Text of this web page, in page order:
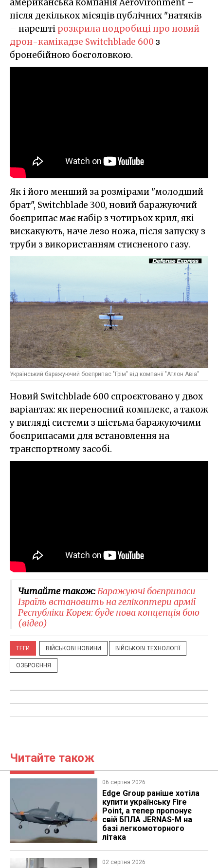
американська компанія AeroVironment –
після декількох місяців публічних "натяків
– нарешті розкрила подробиці про новий
дрон-камікадзе Switchblade 600 з
бронебійною боєголовкою.
Як і його менший за розмірами "молодший
брат", Switchblade 300, новий баражуючий
боєприпас має набір з чотирьох крил, які
вискакують, наче лезо ножа, після запуску з
труби з використанням стисненого газу.
Український баражуючий боєприпас "Грім" від компанії "Атлон Авіа"
Новий Switchblade 600 спроєктовано у двох
варіантах: як переносний комплекс, а також
у вигляді системи з шістьма баражуючими
боєприпасами для встановлення на
транспортному засобі.
Читайте також:Баражуючі боєприпаси
Ізраїль встановить на гелікоптери армії
Республіки Корея: буде нова концепція бою
(відео)
ТЕГИ ВІЙСЬКОВІ НОВИНИ ВІЙСЬКОВІ ТЕХНОЛОГІЇ
ОЗБРОЄННЯ
Читайте також
06 серпня 2026
Edge Group раніше хотіла
купити українську Fire
Point, а тепер пропонує
свій БПЛА JERNAS-M на
базі легкомоторного
літака
02 серпня 2026